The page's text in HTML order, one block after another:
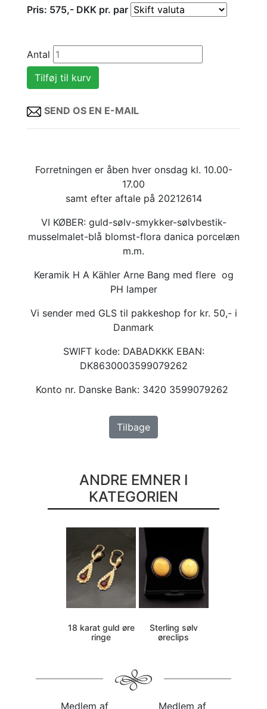
Pris: 575,- DKK pr. par
Antal
SEND OS EN E-MAIL
Forretningen er åben hver onsdag kl. 10.00-
17.00
samt efter aftale på 20212614
VI KØBER: guld-sølv-smykker-sølvbestik-
musselmalet-blå blomst-flora danica porcelæn
m.m.
Keramik H A Kähler Arne Bang med flere og
PH lamper
Vi sender med GLS til pakkeshop for kr. 50,- i
Danmark
SWIFT kode: DABADKKK EBAN:
DK8630003599079262
Konto nr. Danske Bank: 3420 3599079262
Tilbage
ANDRE EMNER I
KATEGORIEN
18 karat guld øre
ringe
Sterling sølv
øreclips
Medlem af Medlem af